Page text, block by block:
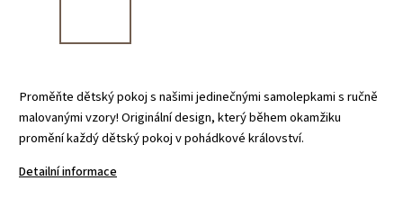
Proměňte dětský pokoj s našimi jedinečnými samolepkami s ručně
malovanými vzory! Originální design, který během okamžiku
promění každý dětský pokoj v pohádkové království.
Detailní informace